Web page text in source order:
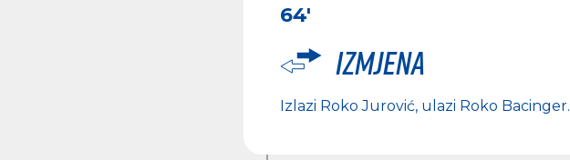
64'
Izmjena
Izlazi Roko Jurović, ulazi Roko Bacinger.